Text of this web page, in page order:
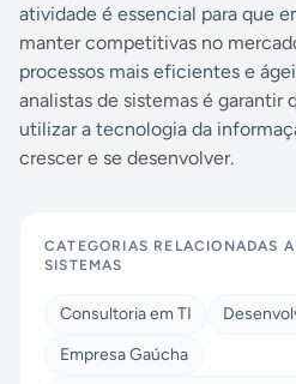
atividade é essencial para que
manter competitivas no
processos mais eficientes e
analistas de sistemas é garantir
utilizar a tecnologia da
crescer e se desenvolver.
CATEGORIAS RELACIONADAS
SISTEMAS
Consultoria em TI
Empresa Gaúcha